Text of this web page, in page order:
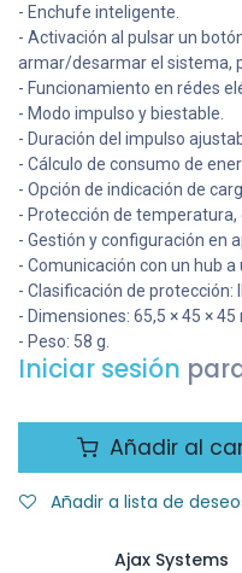
- Enchufe inteligente.
- Activación al pulsar un
armar/desarmar el sistema,
- Funcionamiento en rédes
- Modo impulso y biestable.
- Duración del impulso
- Cálculo de consumo de
- Opción de indicación de
- Protección de temperatura,
- Gestión y configuración en
- Comunicación con un hub
- Clasificación de protección:
- Dimensiones: 65,5 × 45 ×
- Peso: 58 g.
Iniciar sesión
Añadir al
Añadir a lista de
Ajax Systems